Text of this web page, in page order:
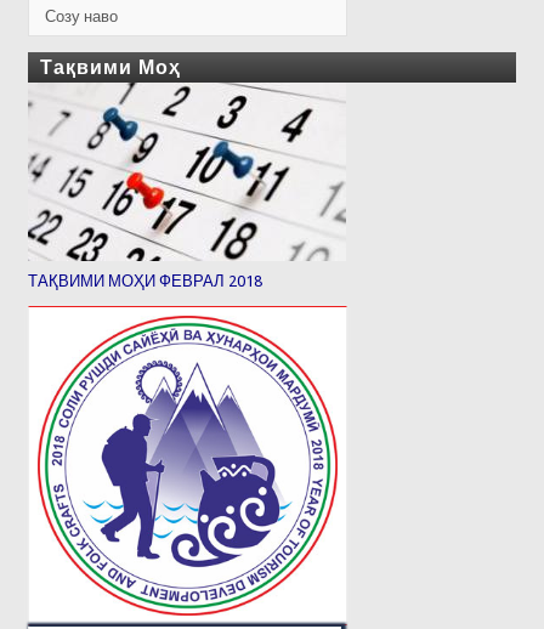
Созу наво
Тақвими Моҳ
ТАҚВИМИ МОҲИ ФЕВРАЛ 2018